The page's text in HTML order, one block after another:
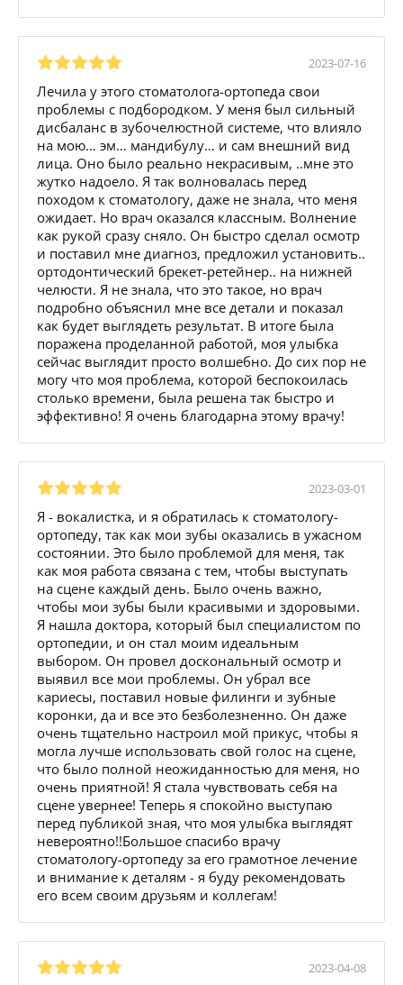
2023-07-16
Лечила у этого стоматолога-ортопеда свои
проблемы с подбородком. У меня был сильный
дисбаланс в зубочелюстной системе, что влияло
на мою… эм… мандибулу… и сам внешний вид
лица. Оно было реально некрасивым, ..мне это
жутко надоело. Я так волновалась перед
походом к стоматологу, даже не знала, что меня
ожидает. Но врач оказался классным. Волнение
как рукой сразу сняло. Он быстро сделал осмотр
и поставил мне диагноз, предложил установить..
ортодонтический брекет-ретейнер.. на нижней
челюсти. Я не знала, что это такое, но врач
подробно объяснил мне все детали и показал
как будет выглядеть результат. В итоге была
поражена проделанной работой, моя улыбка
сейчас выглядит просто волшебно. До сих пор не
могу что моя проблема, которой беспокоилась
столько времени, была решена так быстро и
эффективно! Я очень благодарна этому врачу!
2023-03-01
Я - вокалистка, и я обратилась к стоматологу-
ортопеду, так как мои зубы оказались в ужасном
состоянии. Это было проблемой для меня, так
как моя работа связана с тем, чтобы выступать
на сцене каждый день. Было очень важно,
чтобы мои зубы были красивыми и здоровыми.
Я нашла доктора, который был специалистом по
ортопедии, и он стал моим идеальным
выбором. Он провел доскональный осмотр и
выявил все мои проблемы. Он убрал все
кариесы, поставил новые филинги и зубные
коронки, да и все это безболезненно. Он даже
очень тщательно настроил мой прикус, чтобы я
могла лучше использовать свой голос на сцене,
что было полной неожиданностью для меня, но
очень приятной! Я стала чувствовать себя на
сцене увернее! Теперь я спокойно выступаю
перед публикой зная, что моя улыбка выглядят
невероятно!!Большое спасибо врачу
стоматологу-ортопеду за его грамотное лечение
и внимание к деталям - я буду рекомендовать
его всем своим друзьям и коллегам!
2023-04-08